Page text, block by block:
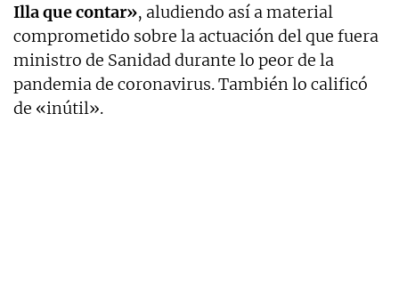
Illa que contar», aludiendo así a material
comprometido sobre la actuación del que fuera
ministro de Sanidad durante lo peor de la
pandemia de coronavirus. También lo calificó
de «inútil».